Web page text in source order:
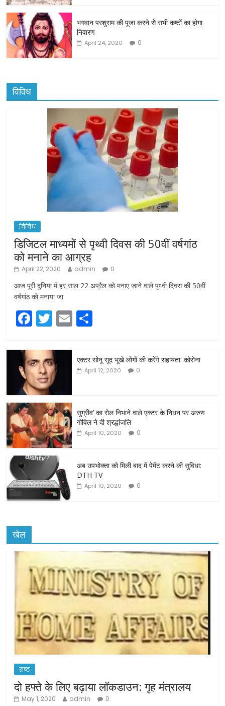
भगवान परशुराम की पूजा करने से सभी कष्टों का होगा
निवारण
April 24, 2020 0
विविध
विविध
डिजिटल माध्यमों से पृथ्वी दिवस की 50वीं वर्षगांठ
को मनाने का आग्रह
April 22, 2020 admin 0
आज पूरी दुनिया में हर साल 22 अप्रैल को मनाए जाने वाले पृथ्वी दिवस की 50वीं
वर्षगांठ को मनाया जा
F
a
c
e
b
o
o
k
T
w
itt
er
E
m
ar
e
एक्टर सोनू सूद भूखे लोगों की करेंगे सहायता: कोरोना
April 12, 2020 0
सुग्रीव’ का रोल निभाने वाले एक्टर के निधन पर अरुण
गोविल ने दी श्रद्धांजलि
April 10, 2020 0
अब उपभोक्ता को मिली बाद में पेमेंट करने की सुविधा:
DTH TV
April 10, 2020 0
खेल
राष्ट्र
दो हफ्ते के लिए बढ़ाया लॉकडाउन: गृह मंत्रालय
May 1, 2020 admin 0